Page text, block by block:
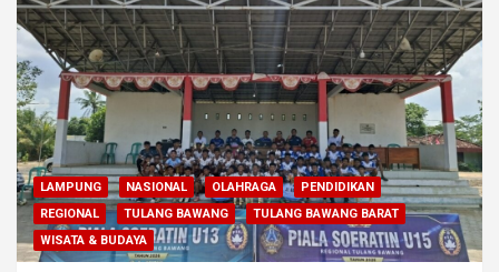
LAMPUNG NASIONAL OLAHRAGA
PENDIDIKAN
REGIONAL
TULANG BAWANG
TULANG BAWANG BARAT
WISATA & BUDAYA